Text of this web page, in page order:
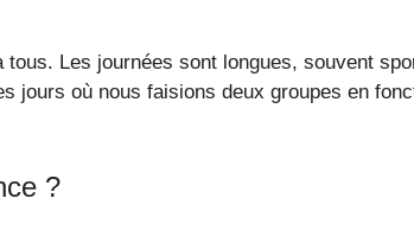
Les journées sont longues, souvent
jours où nous faisions deux groupes en
?